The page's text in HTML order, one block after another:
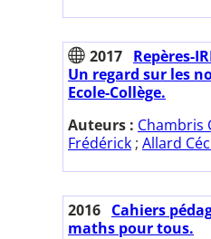
2017 Repères-
Un regard sur les
Ecole-Collège.
Auteurs : Chambris
Frédérick ; Allard
2016 Cahiers
maths pour tous.